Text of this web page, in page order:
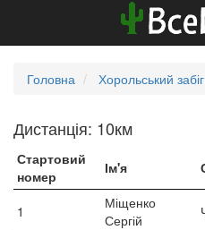
Головна Хорольський забіг
Дистанція: 10км
Стартовий
номер
Ім'я
1
Міщенко
Сергій